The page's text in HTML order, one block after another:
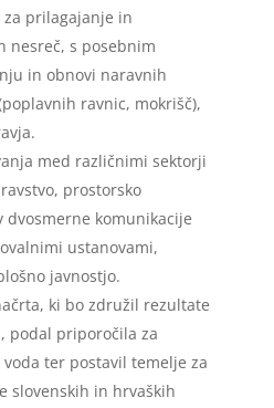
prilagajanje in
nesreč, s posebnim
in obnovi naravnih
ravnic, mokrišč),
med različnimi sektorji
prostorsko
komunikacije
ustanovami,
javnostjo.
ki bo združil rezultate
podal priporočila za
ter postavil temelje za
slovenskih in hrvaških